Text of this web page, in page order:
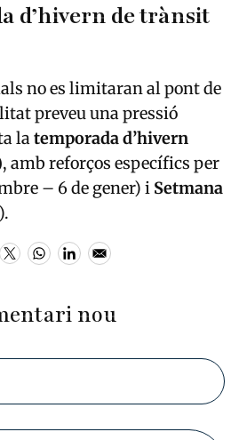
d’hivern de trànsit
no es limitaran al pont de
preveu una pressió
latemporada d’hivern
, amb reforços específics per
– 6 de gener) i Setmana
nou